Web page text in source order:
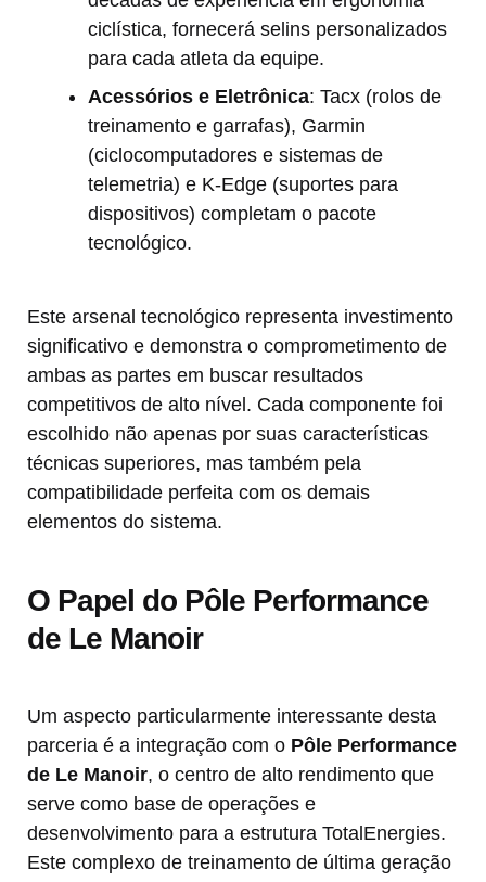
ciclística, fornecerá selins personalizados
para cada atleta da equipe.
Acessórios e Eletrônica: Tacx (rolos de
treinamento e garrafas), Garmin
(ciclocomputadores e sistemas de
telemetria) e K-Edge (suportes para
dispositivos) completam o pacote
tecnológico.
Este arsenal tecnológico representa investimento
significativo e demonstra o comprometimento de
ambas as partes em buscar resultados
competitivos de alto nível. Cada componente foi
escolhido não apenas por suas características
técnicas superiores, mas também pela
compatibilidade perfeita com os demais
elementos do sistema.
O Papel do Pôle Performance
de Le Manoir
Um aspecto particularmente interessante desta
parceria é a integração com o Pôle Performance
de Le Manoir, o centro de alto rendimento que
serve como base de operações e
desenvolvimento para a estrutura TotalEnergies.
Este complexo de treinamento de última geração